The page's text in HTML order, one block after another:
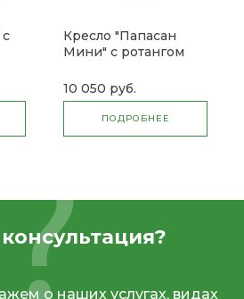
Кресло "Папасан
Мини" с ротангом
10 050 руб.
ПОДРОБНЕЕ
о наших услугах, видах